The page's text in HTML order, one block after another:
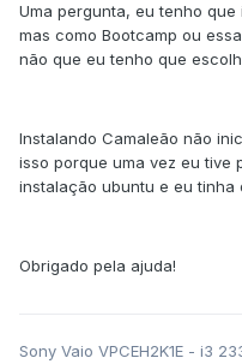
Uma pergunta, eu tenho
mas como Bootcamp ou
não que eu tenho que
Instalando Camaleão não
isso porque uma vez eu tive
instalação ubuntu e eu tinha
Obrigado pela ajuda!
Sony Vaio VPCEH2K1E - i3